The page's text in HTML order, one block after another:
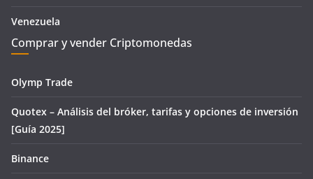
Venezuela
Comprar y vender Criptomonedas
Olymp Trade
Quotex – Análisis del bróker, tarifas y opciones de inversión
[Guía 2025]
Binance